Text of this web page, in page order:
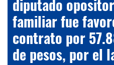
diputado
familiar fue
contrato por
de pesos, por el